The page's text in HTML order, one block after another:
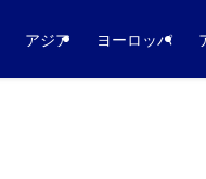
アジア ヨーロッパ